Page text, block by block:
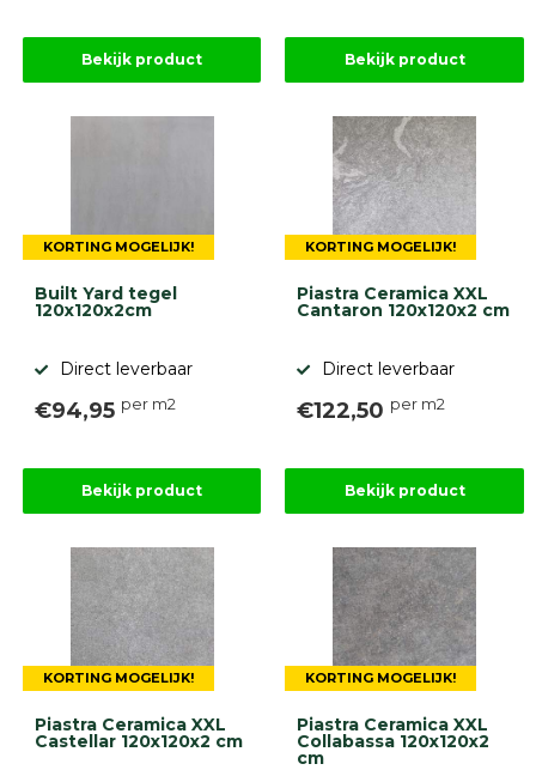
Bekijk product Bekijk product
KORTING MOGELIJK!
Built Yard tegel
120x120x2cm
Direct leverbaar
€94,95 per m2
Bekijk product
KORTING MOGELIJK!
Piastra Ceramica XXL
Cantaron 120x120x2 cm
Direct leverbaar
€122,50 per m2
Bekijk product
KORTING MOGELIJK!
Piastra Ceramica XXL
Castellar 120x120x2 cm
KORTING MOGELIJK!
Piastra Ceramica XXL
Collabassa 120x120x2
cm